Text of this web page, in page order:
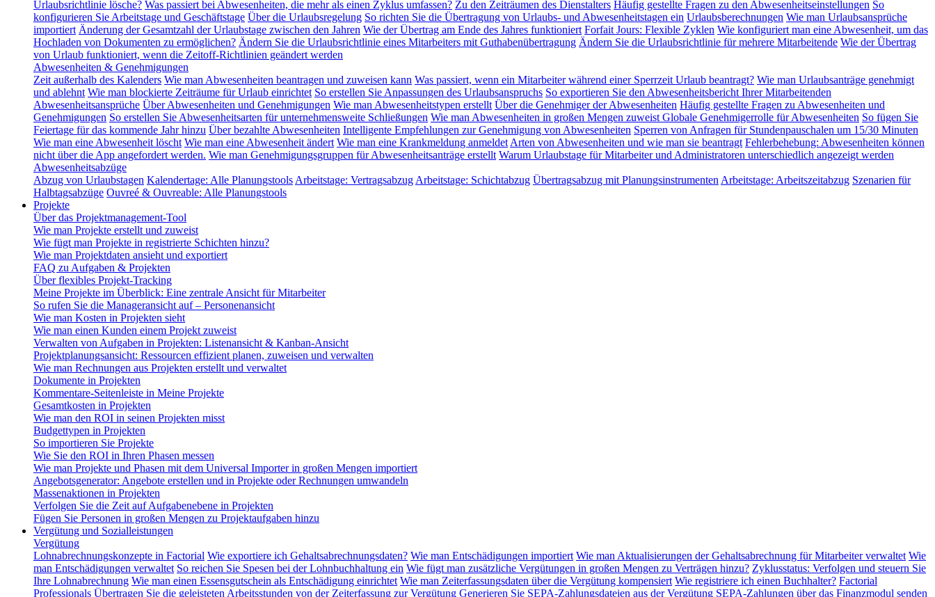
Urlaubsrichtlinie lösche? Was passiert bei Abwesenheiten, die mehr als einen Zyklus umfassen? Zu den Zeiträumen des Dienstalters Häufig gestellte Fragen zu den Abwesenheitseinstellungen So
konfigurieren Sie Arbeitstage und Geschäftstage Über die Urlaubsregelung So richten Sie die Übertragung von Urlaubs- und Abwesenheitstagen ein Urlaubsberechnungen Wie man Urlaubsansprüche
importiert Änderung der Gesamtzahl der Urlaubstage zwischen den Jahren Wie der Übertrag am Ende des Jahres funktioniert Forfait Jours: Flexible Zyklen Wie konfiguriert man eine Abwesenheit, um das
Hochladen von Dokumenten zu ermöglichen? Ändern Sie die Urlaubsrichtlinie eines Mitarbeiters mit Guthabenübertragung Ändern Sie die Urlaubsrichtlinie für mehrere Mitarbeitende Wie der Übertrag
von Urlaub funktioniert, wenn die Zeitoff-Richtlinien geändert werden
Abwesenheiten & Genehmigungen
Zeit außerhalb des Kalenders Wie man Abwesenheiten beantragen und zuweisen kann Was passiert, wenn ein Mitarbeiter während einer Sperrzeit Urlaub beantragt? Wie man Urlaubsanträge genehmigt
und ablehnt Wie man blockierte Zeiträume für Urlaub einrichtet So erstellen Sie Anpassungen des Urlaubsanspruchs So exportieren Sie den Abwesenheitsbericht Ihrer Mitarbeitenden
Abwesenheitsansprüche Über Abwesenheiten und Genehmigungen Wie man Abwesenheitstypen erstellt Über die Genehmiger der Abwesenheiten Häufig gestellte Fragen zu Abwesenheiten und
Genehmigungen So erstellen Sie Abwesenheitsarten für unternehmensweite Schließungen Wie man Abwesenheiten in großen Mengen zuweist Globale Genehmigerrolle für Abwesenheiten So fügen Sie
Feiertage für das kommende Jahr hinzu Über bezahlte Abwesenheiten Intelligente Empfehlungen zur Genehmigung von Abwesenheiten Sperren von Anfragen für Stundenpauschalen um 15/30 Minuten
Wie man eine Abwesenheit löscht Wie man eine Abwesenheit ändert Wie man eine Krankmeldung anmeldet Arten von Abwesenheiten und wie man sie beantragt Fehlerbehebung: Abwesenheiten können
nicht über die App angefordert werden. Wie man Genehmigungsgruppen für Abwesenheitsanträge erstellt Warum Urlaubstage für Mitarbeiter und Administratoren unterschiedlich angezeigt werden
Abwesenheitsabzüge
Abzug von Urlaubstagen Kalendertage: Alle Planungstools Arbeitstage: Vertragsabzug Arbeitstage: Schichtabzug Übertragsabzug mit Planungsinstrumenten Arbeitstage: Arbeitszeitabzug Szenarien für
Halbtagsabzüge Ouvreé & Ouvreable: Alle Planungstools
Projekte
Über das Projektmanagement-Tool
Wie man Projekte erstellt und zuweist
Wie fügt man Projekte in registrierte Schichten hinzu?
Wie man Projektdaten ansieht und exportiert
FAQ zu Aufgaben & Projekten
Über flexibles Projekt-Tracking
Meine Projekte im Überblick: Eine zentrale Ansicht für Mitarbeiter
So rufen Sie die Manageransicht auf – Personenansicht
Wie man Kosten in Projekten sieht
Wie man einen Kunden einem Projekt zuweist
Verwalten von Aufgaben in Projekten: Listenansicht & Kanban-Ansicht
Projektplanungsansicht: Ressourcen effizient planen, zuweisen und verwalten
Wie man Rechnungen aus Projekten erstellt und verwaltet
Dokumente in Projekten
Kommentare-Seitenleiste in Meine Projekte
Gesamtkosten in Projekten
Wie man den ROI in seinen Projekten misst
Budgettypen in Projekten
So importieren Sie Projekte
Wie Sie den ROI in Ihren Phasen messen
Wie man Projekte und Phasen mit dem Universal Importer in großen Mengen importiert
Angebotsgenerator: Angebote erstellen und in Projekte oder Rechnungen umwandeln
Massenaktionen in Projekten
Verfolgen Sie die Zeit auf Aufgabenebene in Projekten
Fügen Sie Personen in großen Mengen zu Projektaufgaben hinzu
Vergütung und Sozialleistungen
Vergütung
Lohnabrechnungskonzepte in Factorial Wie exportiere ich Gehaltsabrechnungsdaten? Wie man Entschädigungen importiert Wie man Aktualisierungen der Gehaltsabrechnung für Mitarbeiter verwaltet Wie
man Entschädigungen verwaltet So reichen Sie Spesen bei der Lohnbuchhaltung ein Wie fügt man zusätzliche Vergütungen in großen Mengen zu Verträgen hinzu? Zyklusstatus: Verfolgen und steuern Sie
Ihre Lohnabrechnung Wie man einen Essensgutschein als Entschädigung einrichtet Wie man Zeiterfassungsdaten über die Vergütung kompensiert Wie registriere ich einen Buchhalter? Factorial
Professionals Übertragen Sie die geleisteten Arbeitsstunden von der Zeiterfassung zur Vergütung Generieren Sie SEPA-Zahlungsdateien aus der Vergütung SEPA-Zahlungen über das Finanzmodul senden